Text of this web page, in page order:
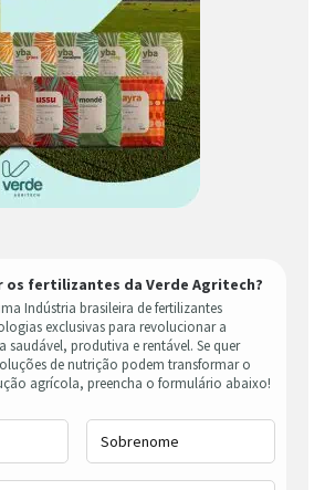
os fertilizantes da Verde Agritech?
Indústria brasileira de fertilizantes
exclusivas para revolucionar a
saudável, produtiva e rentável. Se quer
de nutrição podem transformar o
agrícola, preencha o formulário abaixo!